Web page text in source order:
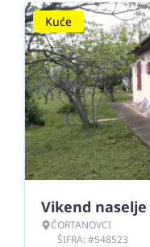
Kuće
Vikend naselje
ČORTANOVCI
ŠIFRA: #548523